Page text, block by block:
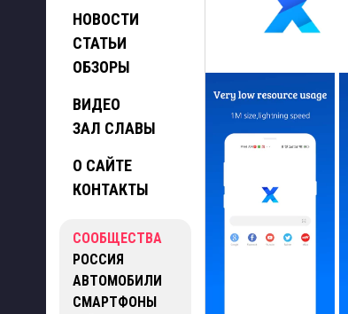
НОВОСТИ
СТАТЬИ
ОБЗОРЫ
ВИДЕО
ЗАЛ СЛАВЫ
О САЙТЕ
КОНТАКТЫ
СООБЩЕСТВА
РОССИЯ
АВТОМОБИЛИ
СМАРТФОНЫ